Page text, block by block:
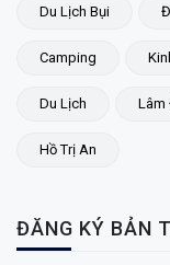
Du Lịch Bụi
Camping
Du Lịch Lâm
Hồ Trị An
ĐĂNG KÝ BẢN